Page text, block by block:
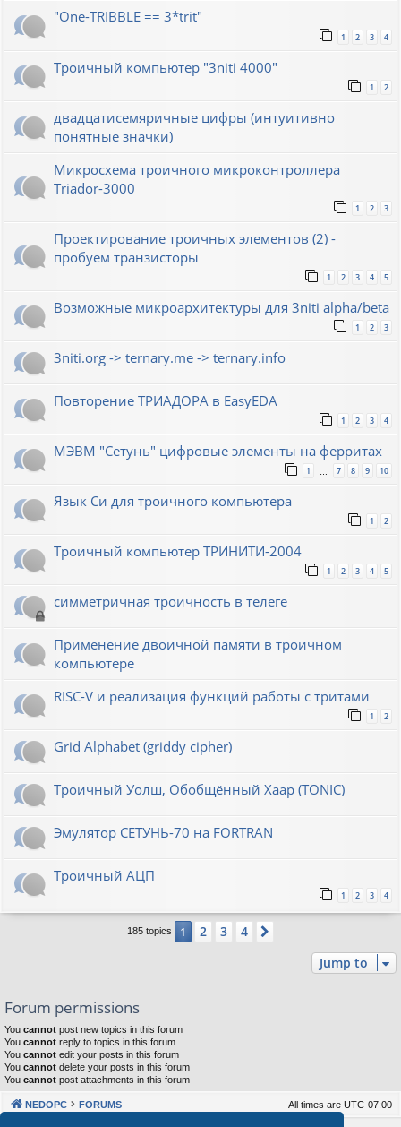
"One-TRIBBLE == 3*trit"
1 2 3 4
Троичный компьютер "3niti 4000"
1 2
двадцатисемяричные цифры (интуитивно
понятные значки)
Микросхема троичного микроконтроллера
Triador-3000
1 2 3
Проектирование троичных элементов (2) -
пробуем транзисторы
1 2 3 4 5
Возможные микроархитектуры для 3niti alpha/beta
1 2 3
3niti.org -> ternary.me -> ternary.info
Повторение ТРИАДОРА в EasyEDA
1 2 3 4
МЭВМ "Сетунь" цифровые элементы на ферритах
1 … 7 8 9 10
Язык Си для троичного компьютера
1 2
Троичный компьютер ТРИНИТИ-2004
1 2 3 4 5
симметричная троичность в телеге
Применение двоичной памяти в троичном
компьютере
RISC-V и реализация функций работы с тритами
1 2
Grid Alphabet (griddy cipher)
Троичный Уолш, Обобщённый Хаар (TONIC)
Эмулятор СЕТУНЬ-70 на FORTRAN
Троичный АЦП
1 2 3 4
185 topics 1 2 3 4
Jump to
Forum permissions
You cannot post new topics in this forum
You cannot reply to topics in this forum
You cannot edit your posts in this forum
You cannot delete your posts in this forum
You cannot post attachments in this forum
NEDOPC FORUMS All times are UTC-07:00